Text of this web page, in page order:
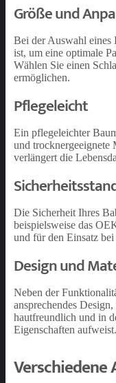
Größe und
Bei der Auswahl eines
ist, um eine optimale
Wählen Sie einen
ermöglichen.
Pflegeleicht
Ein pflegeleichter
und trocknergeeignete
verlängert die
Die Sicherheit Ihres
beispielsweise das
und für den Einsatz
Design und
Neben der
ansprechendes
hautfreundlich und in
Eigenschaften aufweist.
Verschiedene